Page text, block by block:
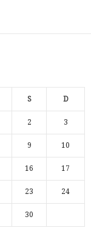
S D
2 3
9 10
16 17
23 24
30